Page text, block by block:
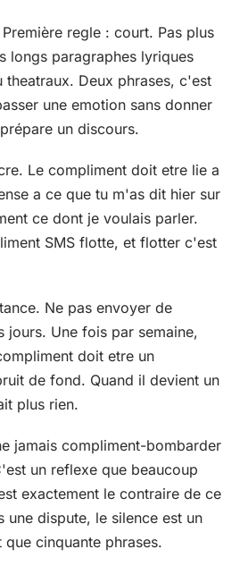
regle : court. Pas plus
longs paragraphes lyriques
theatraux. Deux phrases, c'est
une emotion sans donner
un discours.
Le compliment doit etre lie a
a ce que tu m'as dit hier sur
ce dont je voulais parler.
SMS flotte, et flotter c'est
Ne pas envoyer de
jours. Une fois par semaine,
doit etre un
de fond. Quand il devient un
plus rien.
jamais compliment-bombarder
un reflexe que beaucoup
exactement le contraire de ce
dispute, le silence est un
cinquante phrases.